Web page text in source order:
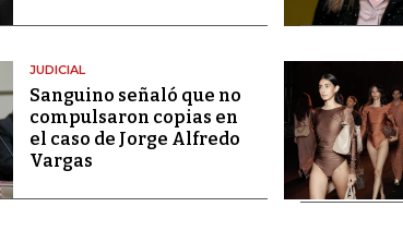
JUDICIAL
Sanguino señaló que no
compulsaron copias en
el caso de Jorge Alfredo
Vargas